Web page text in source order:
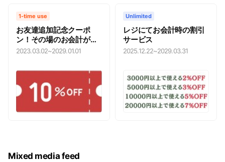
1-time use
お友達追加記念クーポ
ン！その場のお会計が
【10％OFF】
2023.03.02~2029.01.01
Unlimited
レジにてお会計時の割引
サービス
2025.12.22~2029.03.31
Mixed media feed